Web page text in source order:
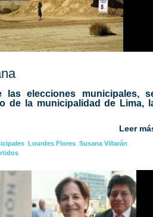
las elecciones municipales,
de la municipalidad de Lima,
Leer
Lourdes Flores Susana Villarán